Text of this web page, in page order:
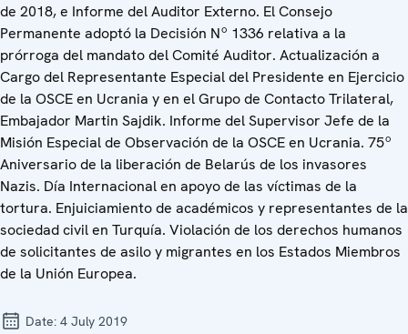
de 2018, e Informe del Auditor Externo. El Consejo
Permanente adoptó la Decisión Nº 1336 relativa a la
prórroga del mandato del Comité Auditor. Actualización a
Cargo del Representante Especial del Presidente en Ejercicio
de la OSCE en Ucrania y en el Grupo de Contacto Trilateral,
Embajador Martin Sajdik. Informe del Supervisor Jefe de la
Misión Especial de Observación de la OSCE en Ucrania. 75º
Aniversario de la liberación de Belarús de los invasores
Nazis. Día Internacional en apoyo de las víctimas de la
tortura. Enjuiciamiento de académicos y representantes de la
sociedad civil en Turquía. Violación de los derechos humanos
de solicitantes de asilo y migrantes en los Estados Miembros
de la Unión Europea.
Date: 4 July 2019